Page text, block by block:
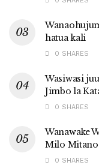
hatua kali
0 SHARES
Wasiwasi
Jimbo la
0 SHARES
Wanawake
Milo Mitano
0 SHARES